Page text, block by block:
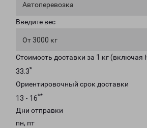
Автоперевозка
Введите вес
От 3000 кг
Стоимость доставки за 1 кг (включая
33.3*
Ориентировочный срок доставки
13 - 16**
Дни отправки
пн, пт